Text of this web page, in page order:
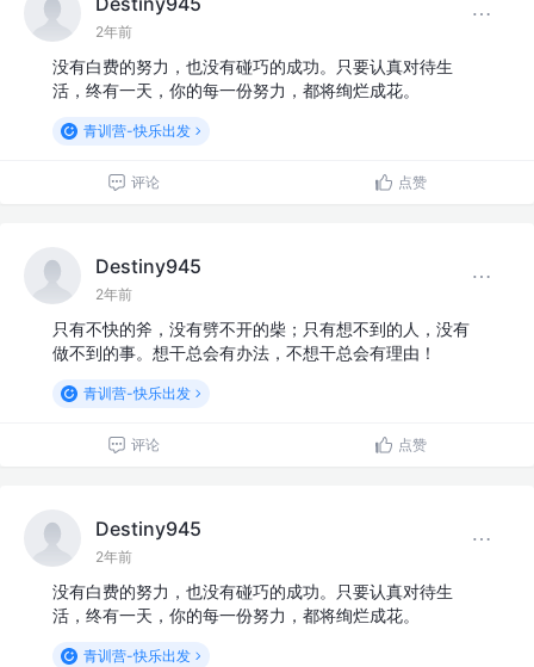
2年前
没有白费的努力，也没有碰巧的成功。只要认真对待生
活，终有一天，你的每一份努力，都将绚烂成花。
青训营-快乐出发
评论 点赞
Destiny945
2年前
只有不快的斧，没有劈不开的柴；只有想不到的人，没有
做不到的事。想干总会有办法，不想干总会有理由！
青训营-快乐出发
评论 点赞
Destiny945
2年前
没有白费的努力，也没有碰巧的成功。只要认真对待生
活，终有一天，你的每一份努力，都将绚烂成花。
青训营-快乐出发